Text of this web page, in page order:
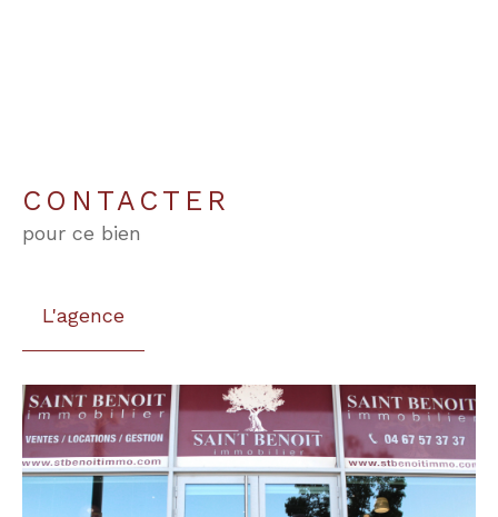
CONTACTER
pour ce bien
L'agence